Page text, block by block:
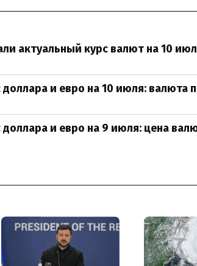
актуальный курс валют на 10
доллара и евро на 10 июля: валюта
доллара и евро на 9 июля: цена